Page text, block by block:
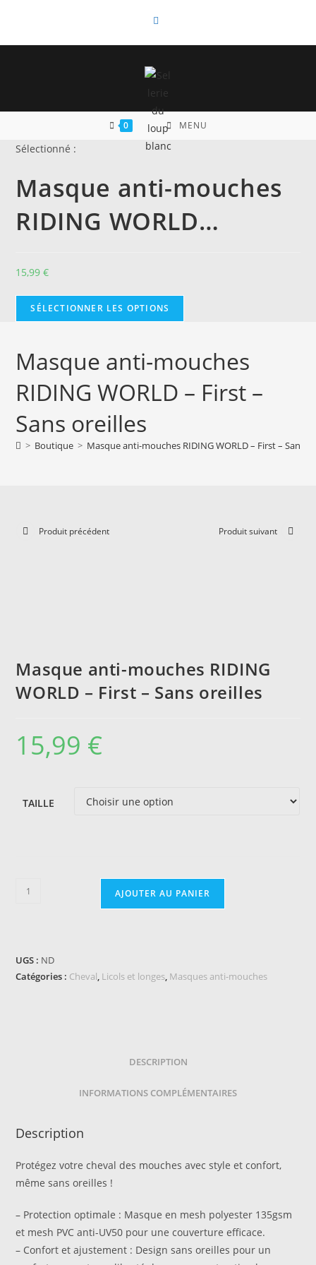
content
0 MENU
Sélectionné :
Masque anti-mouches
RIDING WORLD…
15,99€
SÉLECTIONNER LES OPTIONS
Masque anti-mouches
RIDING WORLD – First –
Sans oreilles
> Boutique > Masque anti-mouches RIDING WORLD – First – Sans
Produit précédent Produit suivant
Masque anti-mouches RIDING
WORLD – First – Sans oreilles
15,99 €
TAILLE
quantité
mouches
RIDING
AJOUTER AU PANIER
UGS : ND
Catégories : Cheval, Licols et longes, Masques anti-mouches
DESCRIPTION
INFORMATIONS COMPLÉMENTAIRES
Description
Protégez votre cheval des mouches avec style et confort,
même sans oreilles !
– Protection optimale : Masque en mesh polyester 135gsm
et mesh PVC anti-UV50 pour une couverture efficace.
– Confort et ajustement : Design sans oreilles pour un